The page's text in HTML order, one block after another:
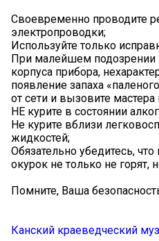
Своевременно проводите
электропроводки;
Используйте только
При малейшем подозрении
корпуса прибора,
появление запаха
от сети и вызовите мастера
НЕ курите в состоянии
Не курите вблизи
жидкостей;
Обязательно убедитесь,
окурок не только не горят,
Помните, Ваша
Канский краеведческий